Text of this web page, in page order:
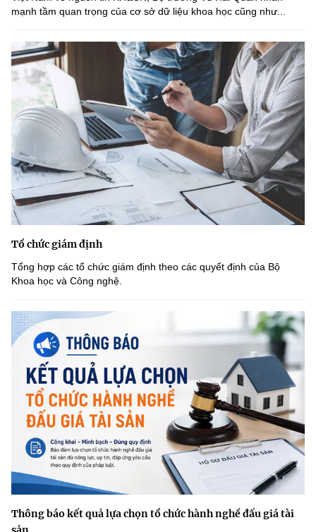
mạnh tầm quan trọng của cơ sở dữ liệu khoa học cũng như...
Tổ chức giám định
Tổng hợp các tổ chức giám định theo các quyết định của Bộ
Khoa học và Công nghệ.
Thông báo kết quả lựa chọn tổ chức hành nghề đấu giá tài